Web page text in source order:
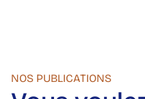
NOS PUBLICATIONS